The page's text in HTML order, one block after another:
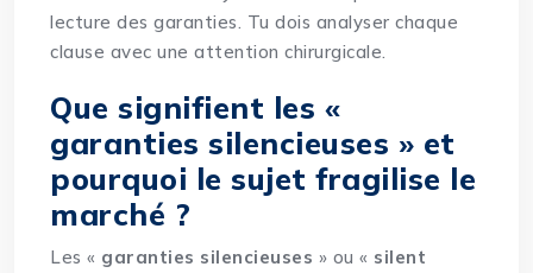
lecture des garanties. Tu dois analyser chaque
clause avec une attention chirurgicale.
Que signifient les «
garanties silencieuses » et
pourquoi le sujet fragilise le
marché ?
Les « garanties silencieuses » ou « silent